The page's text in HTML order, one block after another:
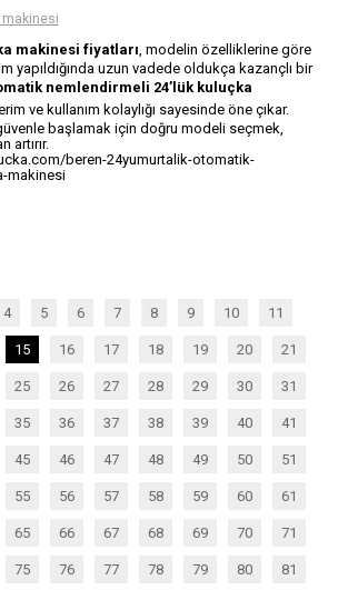
makinesi
makinesi fiyatları, modelin özelliklerine göre
yapıldığında uzun vadede oldukça kazançlı bir
nemlendirmeli 24’lük kuluçka
ve kullanım kolaylığı sayesinde öne çıkar.
başlamak için doğru modeli seçmek,
artırır.
beren-24yumurtalik-otomatik-
makinesi
4 5 6 7 8 9 10 11
15 16 17 18 19 20 21
25 26 27 28 29 30 31
35 36 37 38 39 40 41
45 46 47 48 49 50 51
55 56 57 58 59 60 61
65 66 67 68 69 70 71
75 76 77 78 79 80 81